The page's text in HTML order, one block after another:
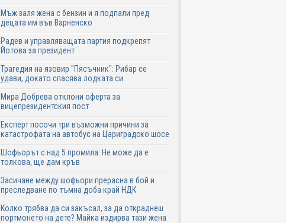
Мъж заля жена с бензин и я подпали пред
децата им във Варненско
Радев и управляващата партия подкрепят
Йотова за президент
Трагедия на язовир "Пясъчник": Рибар се
удави, докато спасява лодката си
Мира Добрева отклони оферта за
вицепрезидентския пост
Експерт посочи три възможни причини за
катастрофата на автобус на Цариградско шосе
Шофьорът с над 5 промила: Не може да е
толкова, ще дам кръв
Засичане между шофьори прерасна в бой и
преследване по тъмна доба край НДК
Колко трябва да си закъсал, за да откраднеш
портмонето на дете? Майка издирва тази жена